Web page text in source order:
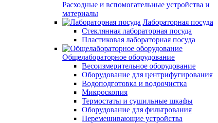
Расходные и вспомогательные устройства и
материалы
Лабораторная посуда
Стеклянная лабораторная посуда
Пластиковая лабораторная посуда
Общелабораторное оборудование
Весоизмерительное оборудование
Оборудование для центрифугирования
Водоподготовка и водоочистка
Микроскопия
Термостаты и сушильные шкафы
Оборудование для фильтрования
Перемешивающие устройства